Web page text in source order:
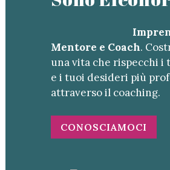
Mentore e Coach.
una vita che rispecchi i
e i tuoi desideri più
attraverso il coaching.
CONOSCIAMOCI